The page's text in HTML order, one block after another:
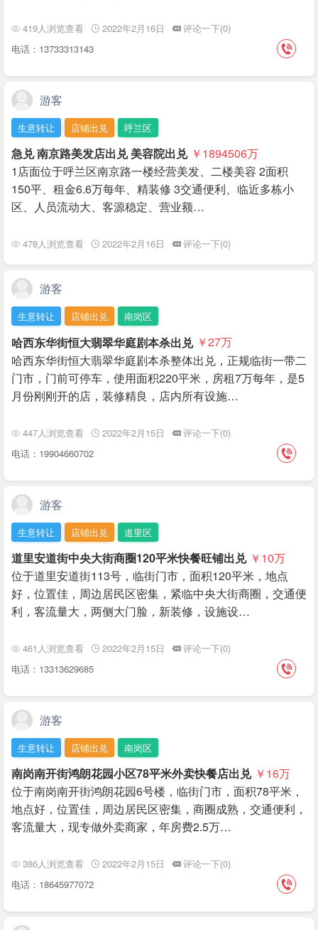
419人浏览查看 2022年2月16日
评论一下(0)
电话：13733313143
游客
生意转让 店铺出兑 呼兰区
急兑 南京路美发店出兑 美容院出兑 ￥1894506万
1店面位于呼兰区南京路一楼经营美发、二楼美容 2面积
150平、租金6.6万每年、精装修 3交通便利、临近多栋小
区、人员流动大、客源稳定、营业额…
478人浏览查看 2022年2月16日 评论一下(0)
游客
生意转让 店铺出兑 南岗区
哈西东华街恒大翡翠华庭剧本杀出兑 ￥27万
哈西东华街恒大翡翠华庭剧本杀整体出兑，正规临街一带二
门市，门前可停车，使用面积220平米，房租7万每年，是5
月份刚刚开的店，装修精良，店内所有设施…
447人浏览查看 2022年2月15日
评论一下(0)
电话：19904660702
游客
生意转让 店铺出兑 道里区
道里安道街中央大街商圈120平米快餐旺铺出兑 ￥10万
位于道里安道街113号，临街门市，面积120平米，地点
好，位置佳，周边居民区密集，紧临中央大街商圈，交通便
利，客流量大，两侧大门脸，新装修，设施设…
461人浏览查看 2022年2月15日
评论一下(0)
电话：13313629685
游客
生意转让 店铺出兑 南岗区
南岗南开街鸿朗花园小区78平米外卖快餐店出兑 ￥16万
位于南岗南开街鸿朗花园6号楼，临街门市，面积78平米，
地点好，位置佳，周边居民区密集，商圈成熟，交通便利，
客流量大，现专做外卖商家，年房费2.5万…
386人浏览查看 2022年2月15日
评论一下(0)
电话：18645977072